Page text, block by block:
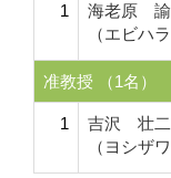
1
海老原 諭
（エビハ
准教授 （1名）
1
吉沢 壮二
（ヨシザ